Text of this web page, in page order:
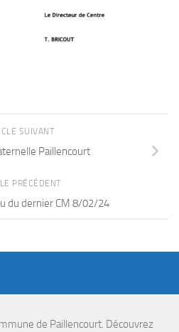
SUIVANT
Paillencourt
PRÉCÉDENT
du dernier CM 8/02/24
de Paillencourt. Découvrez